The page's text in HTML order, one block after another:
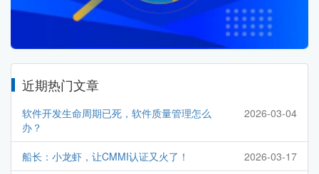
近期热门文章
软件开发生命周期已死，软件质量管理怎么
办？
2026-03-04
船长：小龙虾，让CMMI认证又火了！ 2026-03-17